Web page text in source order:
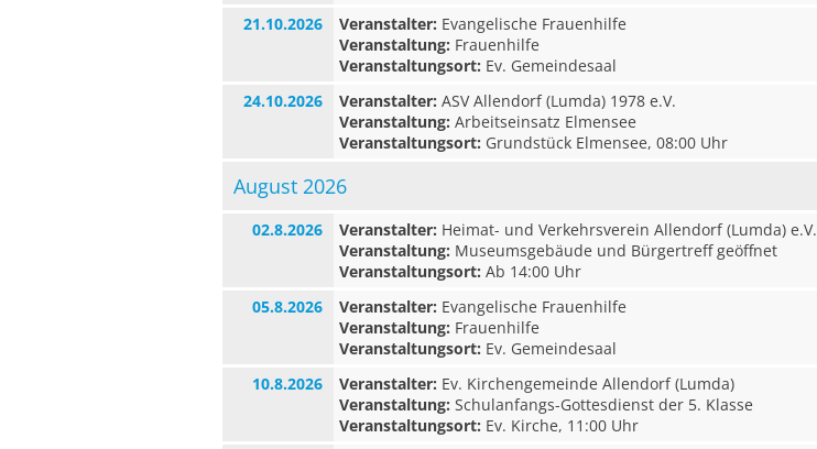
21.10.2026
Veranstalter: Evangelische Frauenhilfe
Veranstaltung: Frauenhilfe
Veranstaltungsort: Ev. Gemeindesaal
24.10.2026
Veranstalter: ASV Allendorf (Lumda) 1978 e.V.
Veranstaltung: Arbeitseinsatz Elmensee
Veranstaltungsort: Grundstück Elmensee, 08:00 Uhr
August 2026
02.8.2026 Veranstalter: Heimat- und Verkehrsverein Allendorf (Lumda) e.V.
Veranstaltung: Museumsgebäude und Bürgertreff geöffnet
Veranstaltungsort: Ab 14:00 Uhr
05.8.2026
Veranstalter: Evangelische Frauenhilfe
Veranstaltung: Frauenhilfe
Veranstaltungsort: Ev. Gemeindesaal
10.8.2026
Veranstalter: Ev. Kirchengemeinde Allendorf (Lumda)
Veranstaltung: Schulanfangs-Gottesdienst der 5. Klasse
Veranstaltungsort: Ev. Kirche, 11:00 Uhr